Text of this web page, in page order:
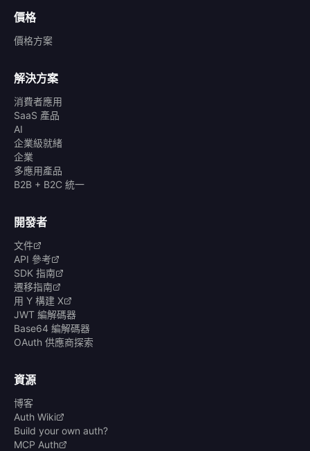
價格
價格方案
解決方案
消費者應用
SaaS 產品
AI
企業級就緒
企業
多應用產品
B2B + B2C 統一
開發者
文件
API 參考
SDK 指南
遷移指南
用 Y 構建 X
JWT 編解碼器
Base64 編解碼器
OAuth 供應商探索
資源
博客
Auth Wiki
Build your own auth?
MCP Auth